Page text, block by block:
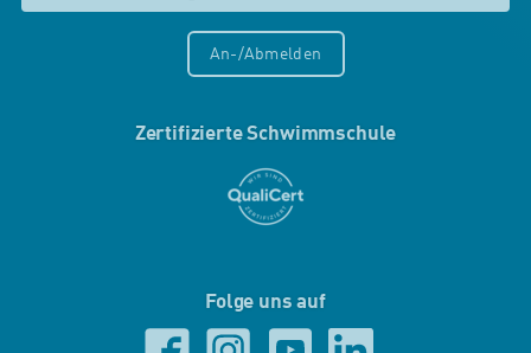
An-/Abmelden
Zertifizierte Schwimmschule
Folge uns auf